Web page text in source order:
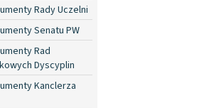
Rady Uczelni
Senatu PW
Rad
Dyscyplin
Kanclerza